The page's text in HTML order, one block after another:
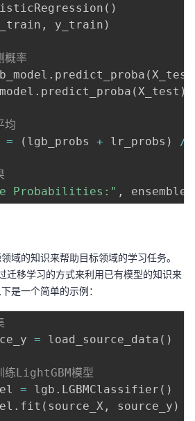
( )
, y_train )
概率
. predict_proba (X_test
. predict_proba (X_test )
均
= ( lgb_probs + lr_probs ) /
Probabilities:" ,
域的知识来帮助目标领域的学习任务。
迁移学习的方式来利用已有模型的知识来
是一个简单的示例：
= load_source_data ( )
练LightGBM模型
= lgb . LGBMClassifier ( )
. fit ( source_X , source_y )